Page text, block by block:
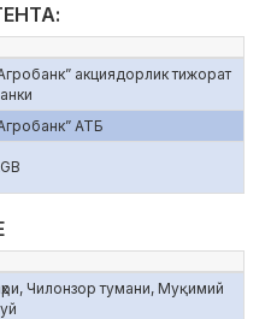
акциядорлик тижорат
АТБ
Чилонзор тумани, Муқимий